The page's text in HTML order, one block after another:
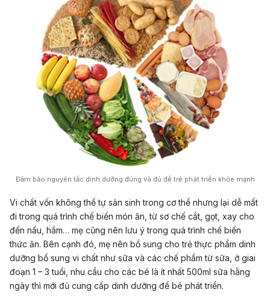
Đảm bảo nguyên tắc dinh dưỡng đúng và đủ để trẻ phát triển khỏe mạnh
Vi chất vốn không thể tự sản sinh trong cơ thể nhưng lại dễ mất
đi trong quá trình chế biến món ăn, từ sơ chế cắt, gọt, xay cho
đến nấu, hầm… mẹ cũng nên lưu ý trong quá trình chế biến
thức ăn. Bên cạnh đó, mẹ nên bổ sung cho trẻ thực phẩm dinh
dưỡng bổ sung vi chất như sữa và các chế phẩm từ sữa, ở giai
đoạn 1 – 3 tuổi, nhu cầu cho các bé là ít nhất 500ml sữa hằng
ngày thì mới đủ cung cấp dinh dưỡng để bé phát triển.